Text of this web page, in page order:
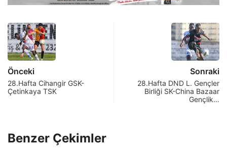
Önceki
28.Hafta Cihangir GSK-
Çetinkaya TSK
Sonraki
28.Hafta DND L. Gençler
Birliği SK-China Bazaar
Gençlik…
Benzer Çekimler